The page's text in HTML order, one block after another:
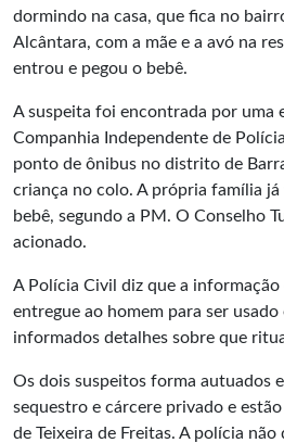
dormindo na casa, que fica no
Alcântara, com a mãe e a avó na
entrou e pegou o bebê.
A suspeita foi encontrada por uma
Companhia Independente de
ponto de ônibus no distrito de
criança no colo. A própria família
bebê, segundo a PM. O Conselho
acionado.
A Polícia Civil diz que a informação
entregue ao homem para ser
informados detalhes sobre que
Os dois suspeitos forma autuados
sequestro e cárcere privado e
de Teixeira de Freitas. A polícia